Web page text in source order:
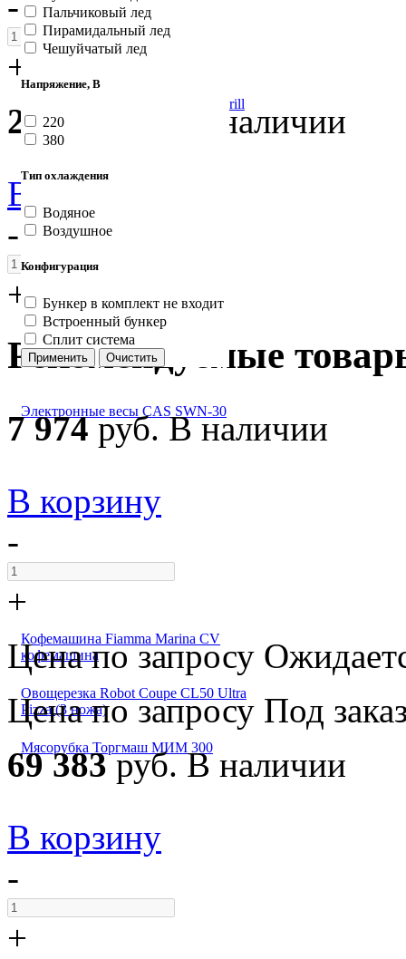
Пальчиковый лед
Пирамидальный лед
Чешуйчатый лед
Напряжение, В
220
380
Тип охлаждения
Водяное
Воздушное
Конфигурация
Бункер в комплект не входит
Встроенный бункер
Сплит система
Применить Очистить
+
Фритюрница настольная Roller Grill
FD 50
21 841
В наличии
В корзину
-
+
Рекомендуемые
Электронные весы CAS SWN-30
7 974руб.В наличии
В корзину
-
+
Кофемашина Fiamma Marina CV
кофемашина
Цена по запросу
Овощерезка Robot Coupe CL50 Ultra
Pizza (3 ножа)
Цена по запросу Под
Мясорубка Торгмаш МИМ 300
69 383руб.В наличии
В корзину
-
+